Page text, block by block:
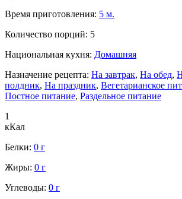
Время приготовления: 5 м.
Количество порций: 5
Национальная кухня: Домашняя
Назначение рецепта: На завтрак, На обед,
полдник, На праздник, Вегетарианское
Постное питание, Раздельное питание
1
кКал
Белки: 0 г
Жиры: 0 г
Углеводы: 0 г